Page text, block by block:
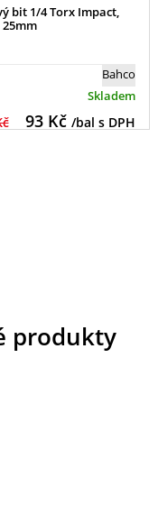
bit 1/4 Torx Impact,
Bahco
Skladem
93Kč /bal s DPH
produkty